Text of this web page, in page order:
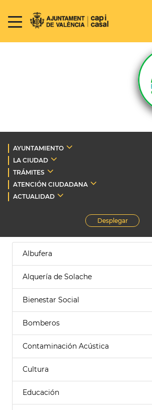
AYUNTAMIENTO
LA CIUDAD
TRÁMITES
ATENCIÓN CIUDADANA
ACTUALIDAD
Desplegar
Albufera
Alquería de Solache
Bienestar Social
Bomberos
Contaminación Acústica
Cultura
Educación